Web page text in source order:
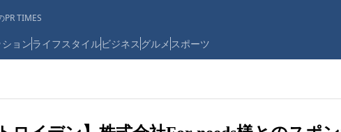
TIMES
ョンライフスタイルビジネス グルメ スポーツ